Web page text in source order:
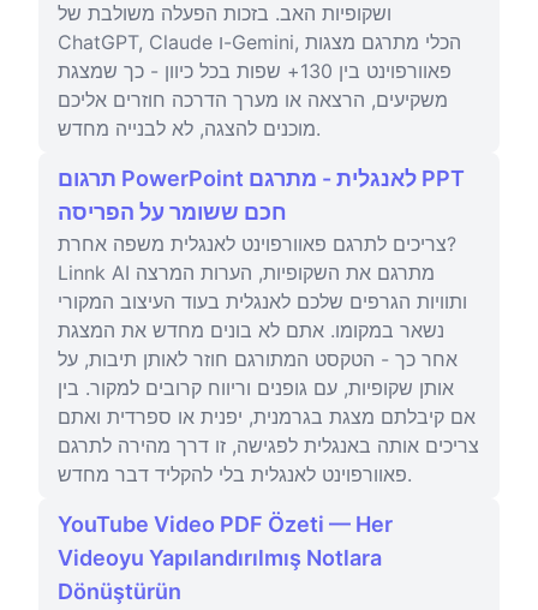
ושקופיות האב. בזכות הפעלה משולבת של
ChatGPT, Claude ו-Gemini, הכלי מתרגם מצגות
פאוורפוינט בין 130+ שפות בכל כיוון - כך שמצגת
משקיעים, הרצאה או מערך הדרכה חוזרים אליכם
מוכנים להצגה, לא לבנייה מחדש.
תרגום PowerPoint לאנגלית - מתרגם PPT
חכם ששומר על הפריסה
צריכים לתרגם פאוורפוינט לאנגלית משפה אחרת?
Linnk AI מתרגם את השקופיות, הערות המרצה
ותוויות הגרפים שלכם לאנגלית בעוד העיצוב המקורי
נשאר במקומו. אתם לא בונים מחדש את המצגת
אחר כך - הטקסט המתורגם חוזר לאותן תיבות, על
אותן שקופיות, עם גופנים וריווח קרובים למקור. בין
אם קיבלתם מצגת בגרמנית, יפנית או ספרדית ואתם
צריכים אותה באנגלית לפגישה, זו דרך מהירה לתרגם
פאוורפוינט לאנגלית בלי להקליד דבר מחדש.
YouTube Video PDF Özeti — Her
Videoyu Yapılandırılmış Notlara
Dönüştürün